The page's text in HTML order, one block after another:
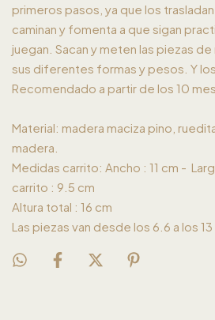
primeros pasos, ya que los
caminan y fomenta a que sigan
juegan. Sacan y meten las piezas
sus diferentes formas y pesos. Y
Recomendado a partir de los 10
Material: madera maciza pino,
madera.
Medidas carrito: Ancho : 11 cm -
carrito : 9.5 cm
Altura total : 16 cm
Las piezas van desde los 6.6 a los